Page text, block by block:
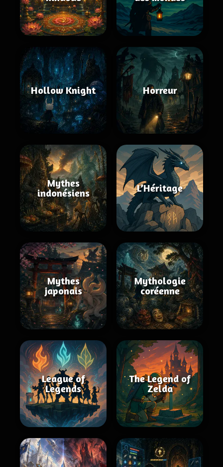
Hollow Knight Horreur
Mythes
indonésiens
L’Héritage
Mythes
japonais
Mythologie
coréenne
League of
Legends
The Legend of
Zelda